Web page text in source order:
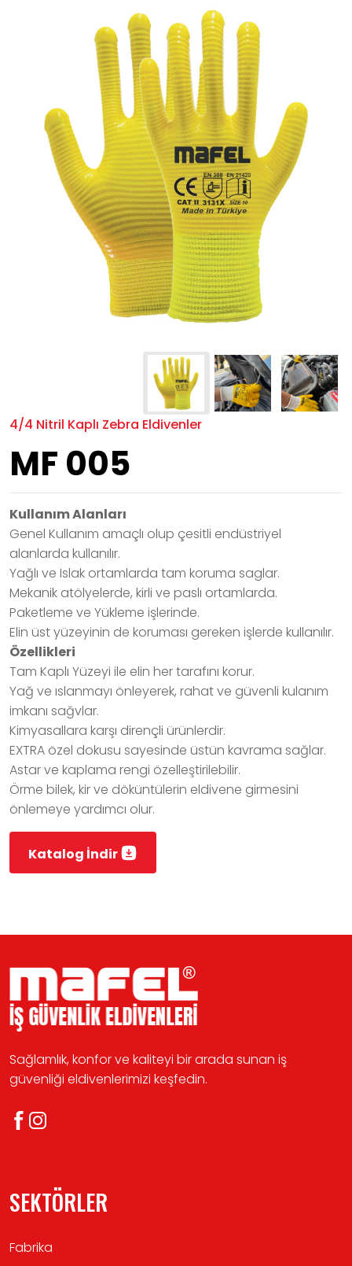
4/4 Nitril Kaplı Zebra Eldivenler
MF 005
Kullanım Alanları
Genel Kullanım amaçlı olup çesitli endüstriyel
alanlarda kullanılır.
Yağlı ve Islak ortamlarda tam koruma saglar.
Mekanik atölyelerde, kirli ve paslı ortamlarda.
Paketleme ve Yükleme işlerinde.
Elin üst yüzeyinin de koruması gereken işlerde kullanılır.
Özellikleri
Tam Kaplı Yüzeyi ile elin her tarafını korur.
Yağ ve ıslanmayı önleyerek, rahat ve güvenli kulanım
imkanı sağvlar.
Kimyasallara karşı dirençli ürünlerdir.
EXTRA özel dokusu sayesinde üstün kavrama sağlar.
Astar ve kaplama rengi özelleştirilebilir.
Örme bilek, kir ve döküntülerin eldivene girmesini
önlemeye yardımcı olur.
Katalog İndir
Sağlamlık, konfor ve kaliteyi bir arada sunan iş
güvenliği eldivenlerimizi keşfedin.
SEKTÖRLER
Fabrika